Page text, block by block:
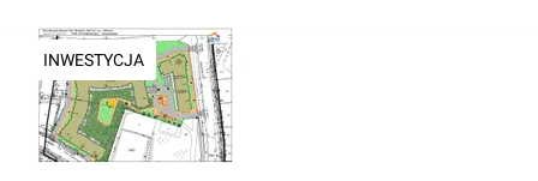
INWESTYCJA